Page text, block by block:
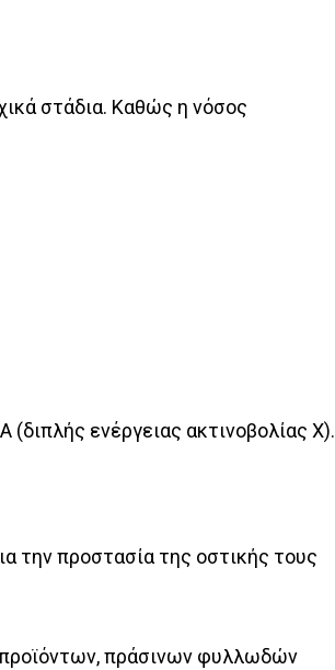
στάδια. Καθώς η νόσος
ενέργειας ακτινοβολίας Χ).
την προστασία της οστικής τους
προϊόντων, πράσινων φυλλωδών